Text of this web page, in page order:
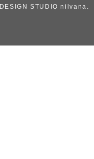
DESIGN STUDIO nilvana.